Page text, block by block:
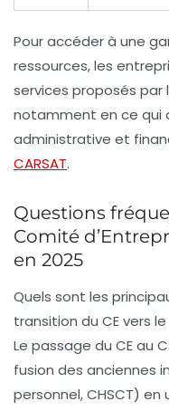
Pour accéder à une
ressources, les
services proposés par
notamment en ce qui
administrative et
CARSAT.
Questions
Comité
en 2025
Quels sont les
transition du CE vers le
Le passage du CE au
fusion des anciennes
personnel, CHSCT)